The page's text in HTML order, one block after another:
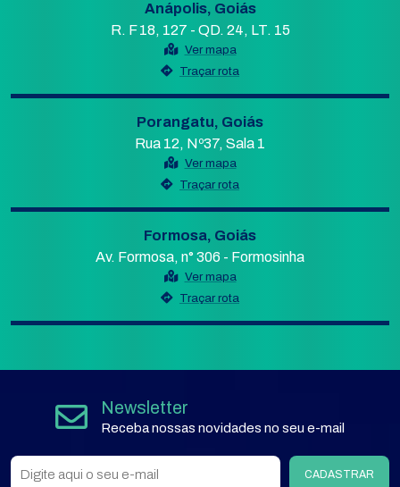
Anápolis, Goiás
R. F 18, 127 - QD. 24, LT. 15
Ver mapa
Traçar rota
Porangatu, Goiás
Rua 12, Nº37, Sala 1
Ver mapa
Traçar rota
Formosa, Goiás
Av. Formosa, n° 306 - Formosinha
Ver mapa
Traçar rota
Newsletter
Receba nossas novidades no seu e-mail
CADASTRAR